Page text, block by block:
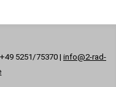
5251/75370 | info@2-rad-